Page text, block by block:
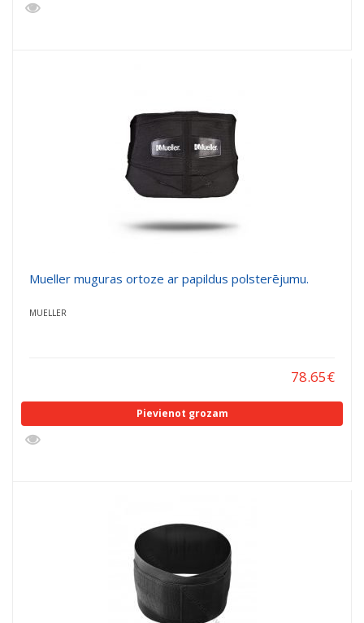
Mueller muguras ortoze ar papildus polsterējumu.
MUELLER
78.65€
Pievienot grozam